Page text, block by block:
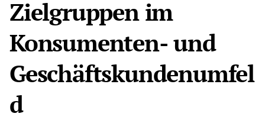
Zielgruppen im
Konsumenten- und
Geschäftskundenumfel
d